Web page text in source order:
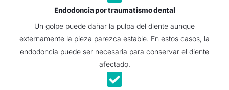
Endodoncia por traumatismo dental
Un golpe puede dañar la pulpa del diente aunque
externamente la pieza parezca estable. En estos casos, la
endodoncia puede ser necesaria para conservar el diente
afectado.